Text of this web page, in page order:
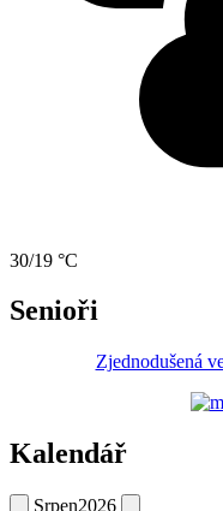
30/19 °C
Senioři
Zjednodušená
Kalendář
Srpen2026